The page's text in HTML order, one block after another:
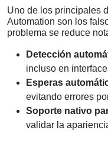
Uno de los principales
Automation son los
problema se reduce
Detección
incluso en
Esperas
evitando errores
Soporte nativo
validar la